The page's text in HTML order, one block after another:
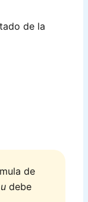
de la
de
u debe